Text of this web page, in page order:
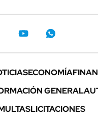
ECONOMÍA
GENERAL
LICITACIONES